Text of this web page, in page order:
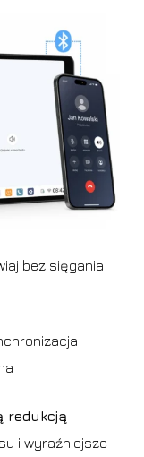
bez sięgania
redukcją
i wyraźniejsze